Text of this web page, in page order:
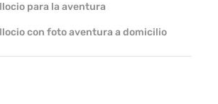
para la aventura
con foto aventura a domicilio